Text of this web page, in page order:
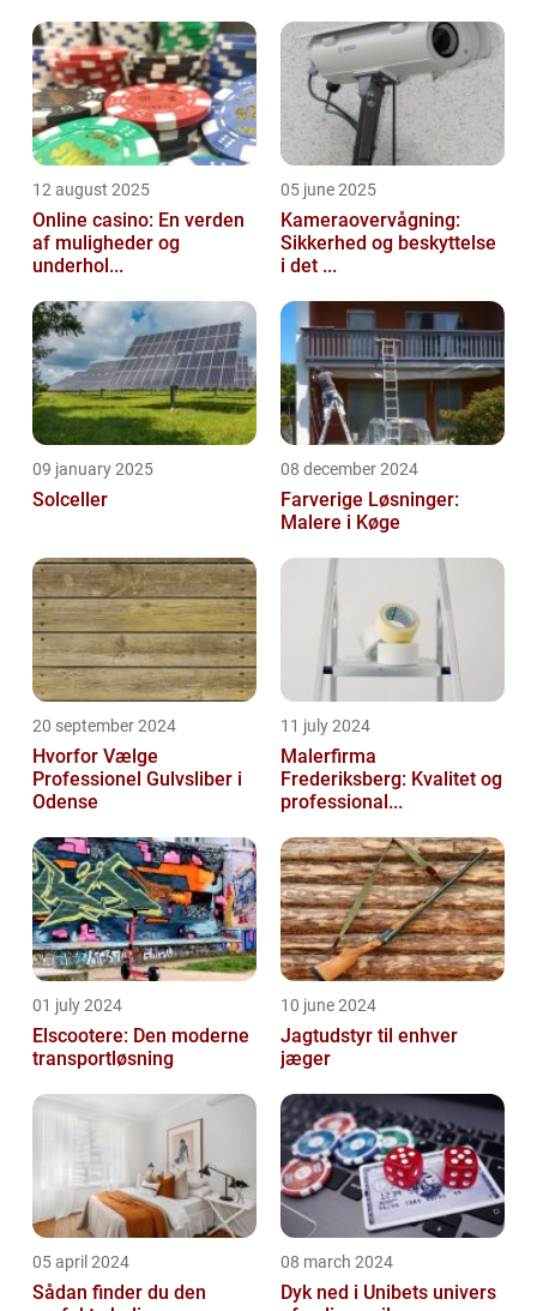
12 august 2025
Online casino: En verden
af muligheder og
underhol...
05 june 2025
Kameraovervågning:
Sikkerhed og beskyttelse
i det ...
09 january 2025
Solceller
08 december 2024
Farverige Løsninger:
Malere i Køge
20 september 2024
Hvorfor Vælge
Professionel Gulvsliber i
Odense
11 july 2024
Malerfirma
Frederiksberg: Kvalitet og
professional...
01 july 2024
Elscootere: Den moderne
transportløsning
10 june 2024
Jagtudstyr til enhver
jæger
05 april 2024
Sådan finder du den
08 march 2024
Dyk ned i Unibets univers